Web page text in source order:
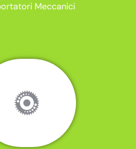
Meccanici